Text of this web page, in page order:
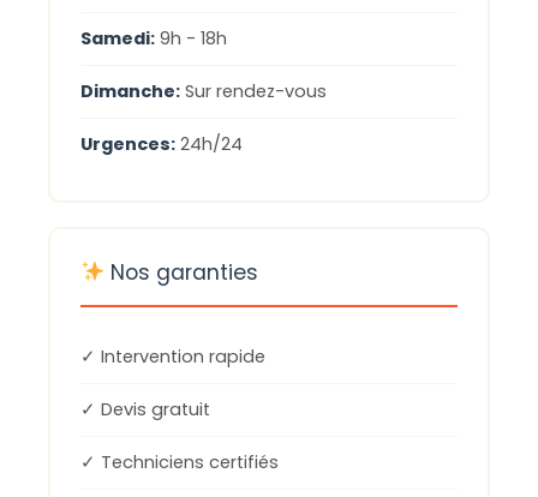
Samedi: 9h - 18h
Dimanche: Sur rendez-vous
Urgences: 24h/24
Nos garanties
✓ Intervention rapide
✓ Devis gratuit
✓ Techniciens certifiés